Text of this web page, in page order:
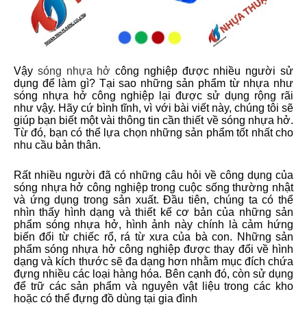
Vậy sóng nhựa hở công nghiệp được nhiều người sử
dụng để làm gì? Tại sao những sản phẩm từ nhựa như
sóng nhựa hở công nghiệp lại được sử dụng rộng rãi
như vậy. Hãy cứ bình tĩnh, vì với bài viết này, chúng tôi sẽ
giúp bạn biết một vài thông tin cần thiết về sóng nhựa hở.
Từ đó, bạn có thể lựa chọn những sản phẩm tốt nhất cho
nhu cầu bản thân.
Rất nhiều người đã có những câu hỏi về công dụng của
sóng nhựa hở công nghiệp trong cuộc sống thường nhật
và ứng dụng trong sản xuất. Đầu tiên, chúng ta có thể
nhìn thấy hình dạng và thiết kế cơ bản của những sản
phẩm sóng nhựa hở, hình ảnh này chính là cảm hứng
biến đổi từ chiếc rổ, rá từ xưa của bà con. Những sản
phẩm sóng nhựa hở công nghiệp được thay đổi về hình
dạng và kích thước sẽ đa dạng hơn nhằm mục đích chứa
đựng nhiều các loại hàng hóa. Bên cạnh đó, còn sử dụng
để trữ các sản phẩm và nguyên vật liệu trong các kho
hoặc có thể đựng đồ dùng tại gia đình